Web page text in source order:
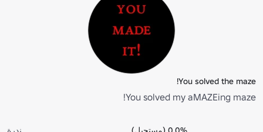
You solved the maze!
You solved my aMAZEing maze!